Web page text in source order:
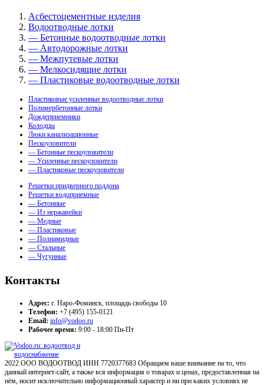
Асбестоцементные изделия
Водоотводные лотки
— Бетонные водоотводные лотки
— Автодорожные лотки
— Межпутевые лотки
— Мелкосидящие лотки
— Пластиковые водоотводные лотки
Пластиковые усиленные водоотводные лотки
Полимербетонные лотки
Дождеприемники
Колодцы
Люки канализационные
Пескоуловители
— Бетонные пескоуловители
— Усиленные пескоуловители
— Пластиковые пескоуловители
Решетки придверного поддона
Решетки водоприемные
— Бетонные
— Из нержавейки
— Медные
— Пластиковые
— Полиамидные
— Стальные
— Чугунные
Контакты
Адрес: г. Наро-Фоминск, площадь свободы 10
Телефон: +7 (495) 155-0121
Email: info@vodoo.ru
Рабочее время: 9:00 - 18:00 Пн-Пт
2022 ООО ВОДООТВОД ИНН 7720377683 Обращаем ваше внимание на то, что
данный интернет-сайт, а также вся информация о товарах и ценах, предоставленная на
нём, носит исключительно информационный характер и ни при каких условиях не